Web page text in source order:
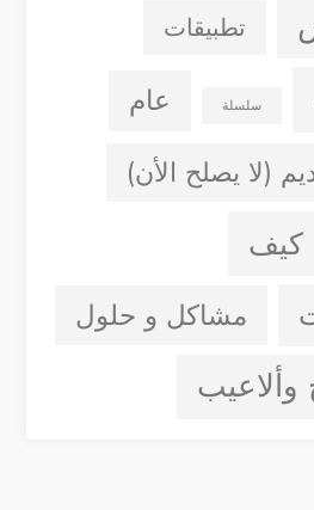
تطبيقات
سلسلة عام
(لا يصلح الأن)
كيف
مشاكل و حلول
وألاعيب